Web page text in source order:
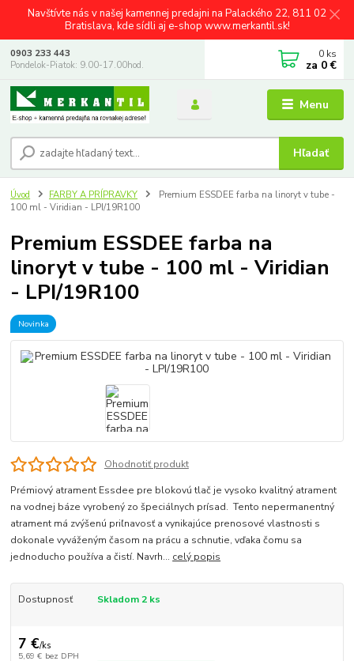
Navštívte nás v našej kamennej predajni na Palackého 22, 811 02
Bratislava, kde sídli aj e-shop www.merkantil.sk!
Menu
Hľadať
0903 233 443
Pondelok-Piatok: 9.00-17.00hod.
0 ks
za 0 €
Úvod FARBY A PRÍPRAVKY
Premium ESSDEE farba na linoryt v tube -
100 ml - Viridian - LPI/19R100
Premium ESSDEE farba na
linoryt v tube - 100 ml - Viridian
- LPI/19R100
Novinka
Ohodnotiť produkt
Prémiový atrament Essdee pre blokovú tlač je vysoko kvalitný atrament
na vodnej báze vyrobený zo špeciálnych prísad. Tento nepermanentný
atrament má zvýšenú priľnavosť a vynikajúce prenosové vlastnosti s
dokonale vyváženým časom na prácu a schnutie, vďaka čomu sa
jednoducho používa a čistí. Navrh... celý popis
Dostupnosť Skladom 2 ks
7 €/ks
5,69 € bez DPH